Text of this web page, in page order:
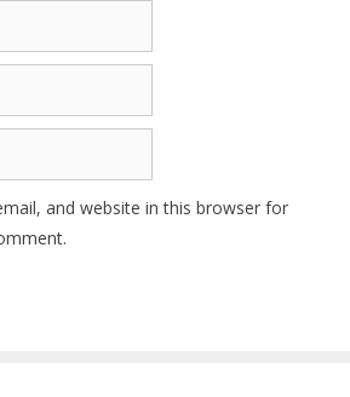
and website in this browser for